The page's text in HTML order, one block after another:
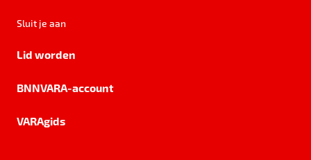
Sluit je aan
Lid worden
BNNVARA-account
VARAgids